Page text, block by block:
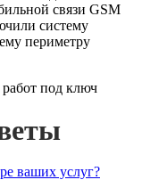
связи GSM
систему
периметру
под ключ
ваших услуг?